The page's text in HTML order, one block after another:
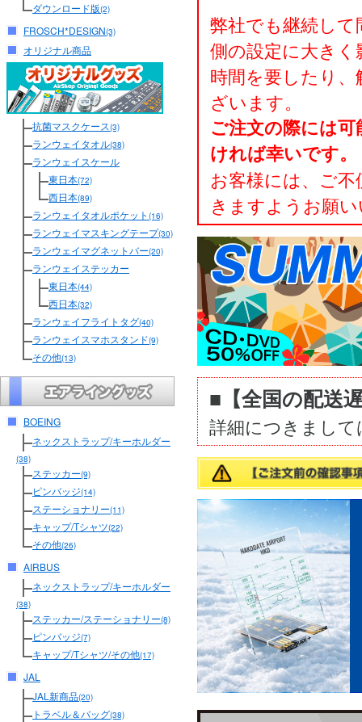
ダウンロード版(2)
FROSCH*DESIGN(3)
オリジナル商品
抗菌マスクケース(3)
ランウェイタオル(38)
ランウェイスケール
東日本(72)
西日本(89)
ランウェイタオルポケット (16)
ランウェイマスキングテープ(30)
ランウェイマグネットバー(20)
ランウェイステッカー
東日本(44)
西日本(32)
ランウェイフライトタグ(40)
ランウェイスマホスタンド(9)
その他(13)
BOEING
ネックストラップ/キーホルダー
(38)
ステッカー(9)
ピンバッジ(14)
ステーショナリー(11)
キャップ/Tシャツ(22)
その他(26)
AIRBUS
ネックストラップ/キーホルダー
(38)
ステッカー/ステーショナリー(8)
ピンバッジ(7)
キャップ/Tシャツ/その他(17)
JAL
JAL新商品(20)
トラベル＆バッグ(38)
弊社でも継続し
側の設定に大き
時間を要したり
ざいます。
ご注文の際には
ければ幸いです。
お客様には、ご
きますようお願
■【全国の配送
詳細につきまし